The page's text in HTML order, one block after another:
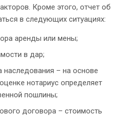
Кроме этого, отчет об
в следующих ситуациях:
аренды или мены;
в дар;
наследования – на основе
нотариус определяет
пошлины;
договора – стоимость